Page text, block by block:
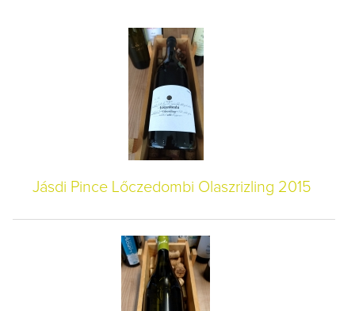
Jásdi Pince Lőczedombi Olaszrizling 2015